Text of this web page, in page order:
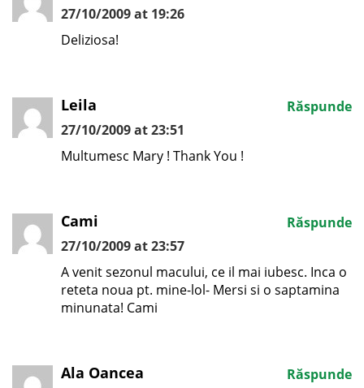
27/10/2009 at 19:26
Deliziosa!
Leila
27/10/2009 at 23:51
Multumesc Mary ! Thank You !
Răspunde
Cami
27/10/2009 at 23:57
A venit sezonul macului, ce il mai iubesc. Inca o
reteta noua pt. mine-lol- Mersi si o saptamina
minunata! Cami
Răspunde
Ala Oancea Răspunde